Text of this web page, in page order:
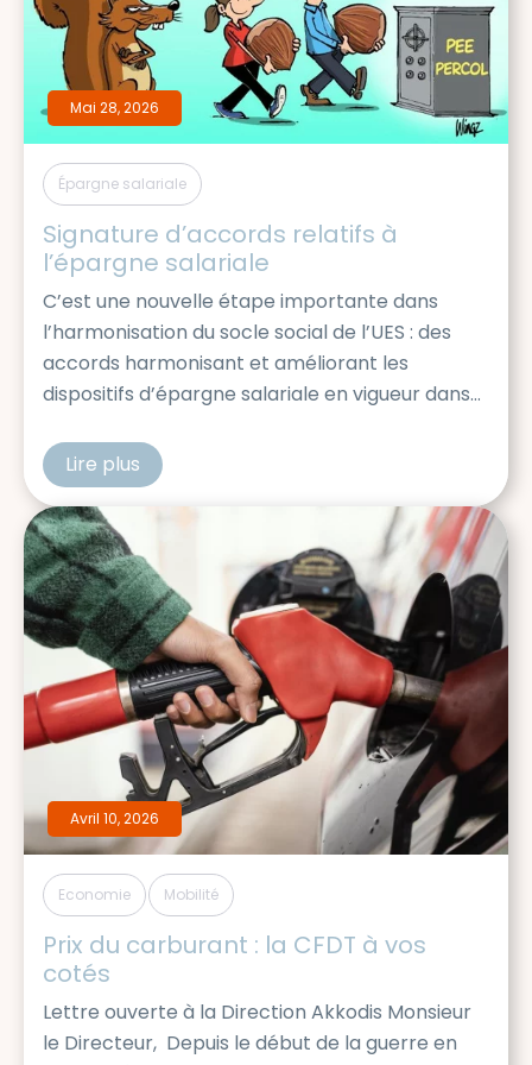
Mai 28, 2026
Épargne salariale
Signature d’accords relatifs à
l’épargne salariale
C’est une nouvelle étape importante dans
l’harmonisation du socle social de l’UES : des
accords harmonisant et améliorant les
dispositifs d’épargne salariale en vigueur dans
viennent de voir le jour, avec la signature de la
CFDT. Ces accords prévoient notamment: De
quoi s’agit-il ?​ Le PEE Le Plan d’Epargne […]
cfdtakkodis
Lire plus
Avril 10, 2026
Economie Mobilité
Prix du carburant : la CFDT à vos
cotés
Lettre ouverte à la Direction Akkodis Monsieur
le Directeur, Depuis le début de la guerre en